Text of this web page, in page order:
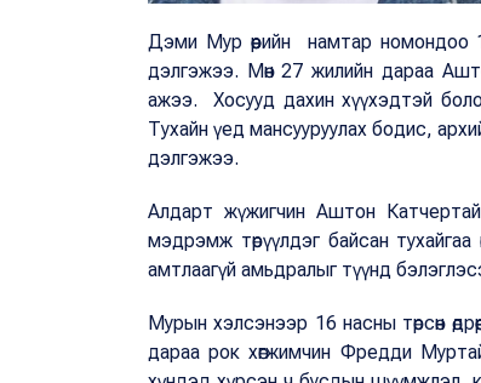
Дэми Мур өөрийн намтар номондоо
дэлгэжээ. Мөн 27 жилийн дараа
ажээ. Хосууд дахин хүүхэдтэй
Тухайн үед мансууруулах бодис,
дэлгэжээ.
Алдарт жүжигчин Аштон
мэдрэмж төрүүлдэг байсан
амтлаагүй амьдралыг түүнд
Мурын хэлсэнээр 16 насны төрсөн
дараа рок хөгжимчин Фредди